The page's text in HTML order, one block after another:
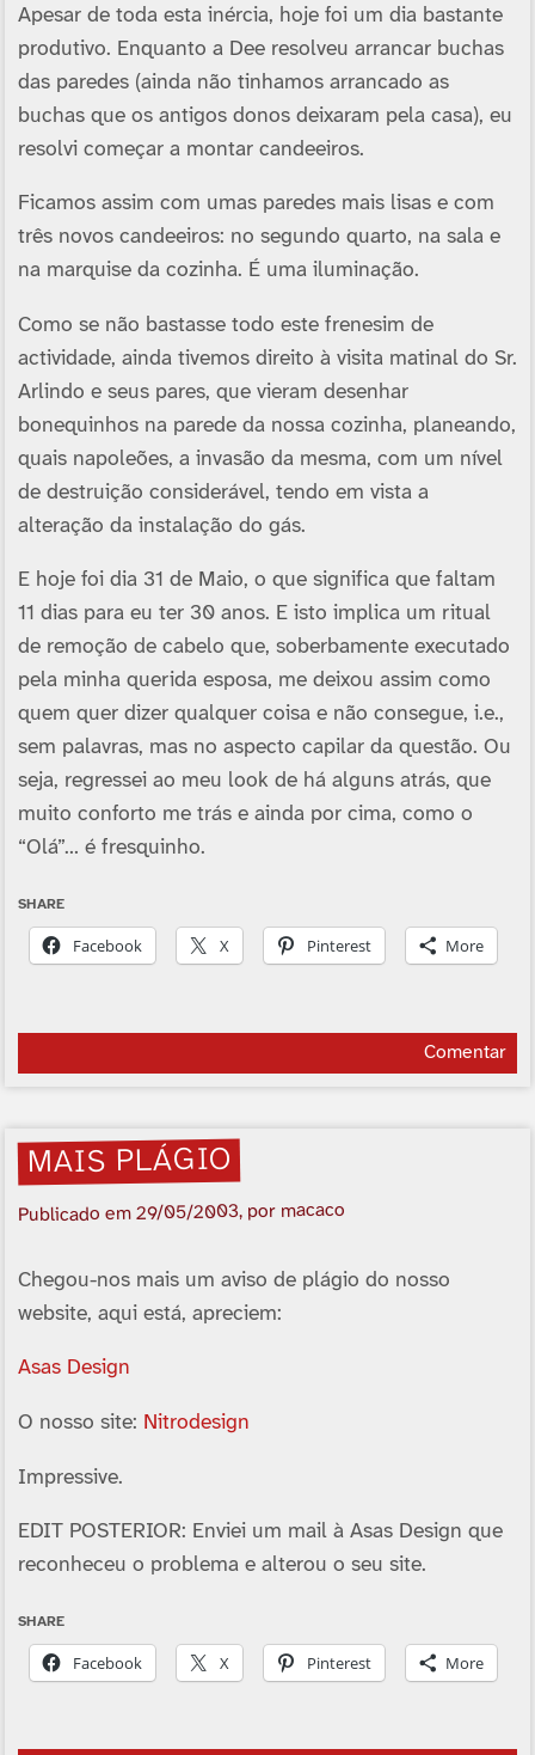
Apesar de toda esta inércia, hoje foi um dia bastante
produtivo. Enquanto a Dee resolveu arrancar buchas
das paredes (ainda não tinhamos arrancado as
buchas que os antigos donos deixaram pela casa), eu
resolvi começar a montar candeeiros.
Ficamos assim com umas paredes mais lisas e com
três novos candeeiros: no segundo quarto, na sala e
na marquise da cozinha. É uma iluminação.
Como se não bastasse todo este frenesim de
actividade, ainda tivemos direito à visita matinal do Sr.
Arlindo e seus pares, que vieram desenhar
bonequinhos na parede da nossa cozinha, planeando,
quais napoleões, a invasão da mesma, com um nível
de destruição considerável, tendo em vista a
alteração da instalação do gás.
E hoje foi dia 31 de Maio, o que significa que faltam
11 dias para eu ter 30 anos. E isto implica um ritual
de remoção de cabelo que, soberbamente executado
pela minha querida esposa, me deixou assim como
quem quer dizer qualquer coisa e não consegue, i.e.,
sem palavras, mas no aspecto capilar da questão. Ou
seja, regressei ao meu look de há alguns atrás, que
muito conforto me trás e ainda por cima, como o
“Olá”… é fresquinho.
SHARE
Facebook X Pinterest More
Comentar
MAIS PLÁGIO
Publicado em29/05/2003, por macaco
Chegou-nos mais um aviso de plágio do nosso
website, aqui está, apreciem:
Asas Design
O nosso site: Nitrodesign
Impressive.
EDIT POSTERIOR: Enviei um mail à Asas Design que
reconheceu o problema e alterou o seu site.
SHARE
Facebook X Pinterest More